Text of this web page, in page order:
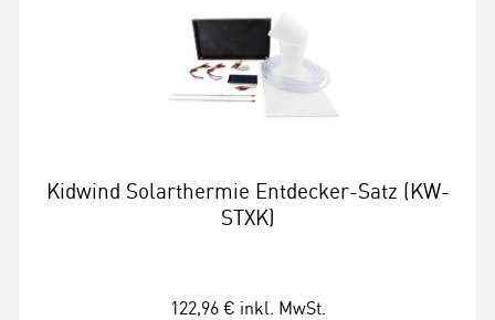
Kidwind Solarthermie Entdecker-Satz (KW-
STXK)
122,96 € inkl. MwSt.